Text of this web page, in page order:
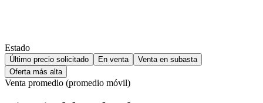
Estado
Último precio solicitado En venta
Venta en subasta
Oferta más alta
Venta promedio (promedio móvil)